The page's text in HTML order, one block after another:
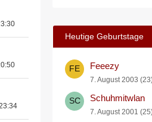
Heutige Geburtstage
Feeezy
7. August 2003
Schuhmitwlan
7. August 2001